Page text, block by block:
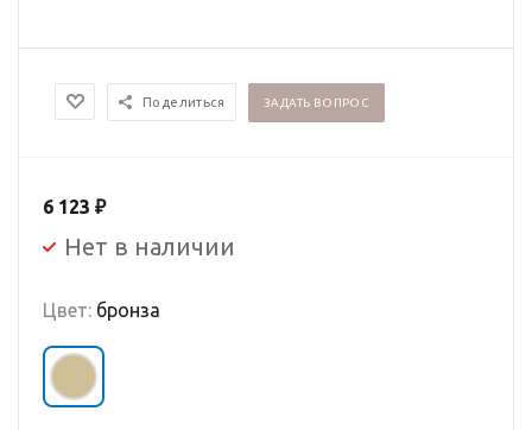
Поделиться ЗАДАТЬ ВОПРОС
Цвет: бронза
6 123 ₽
Нет в наличии